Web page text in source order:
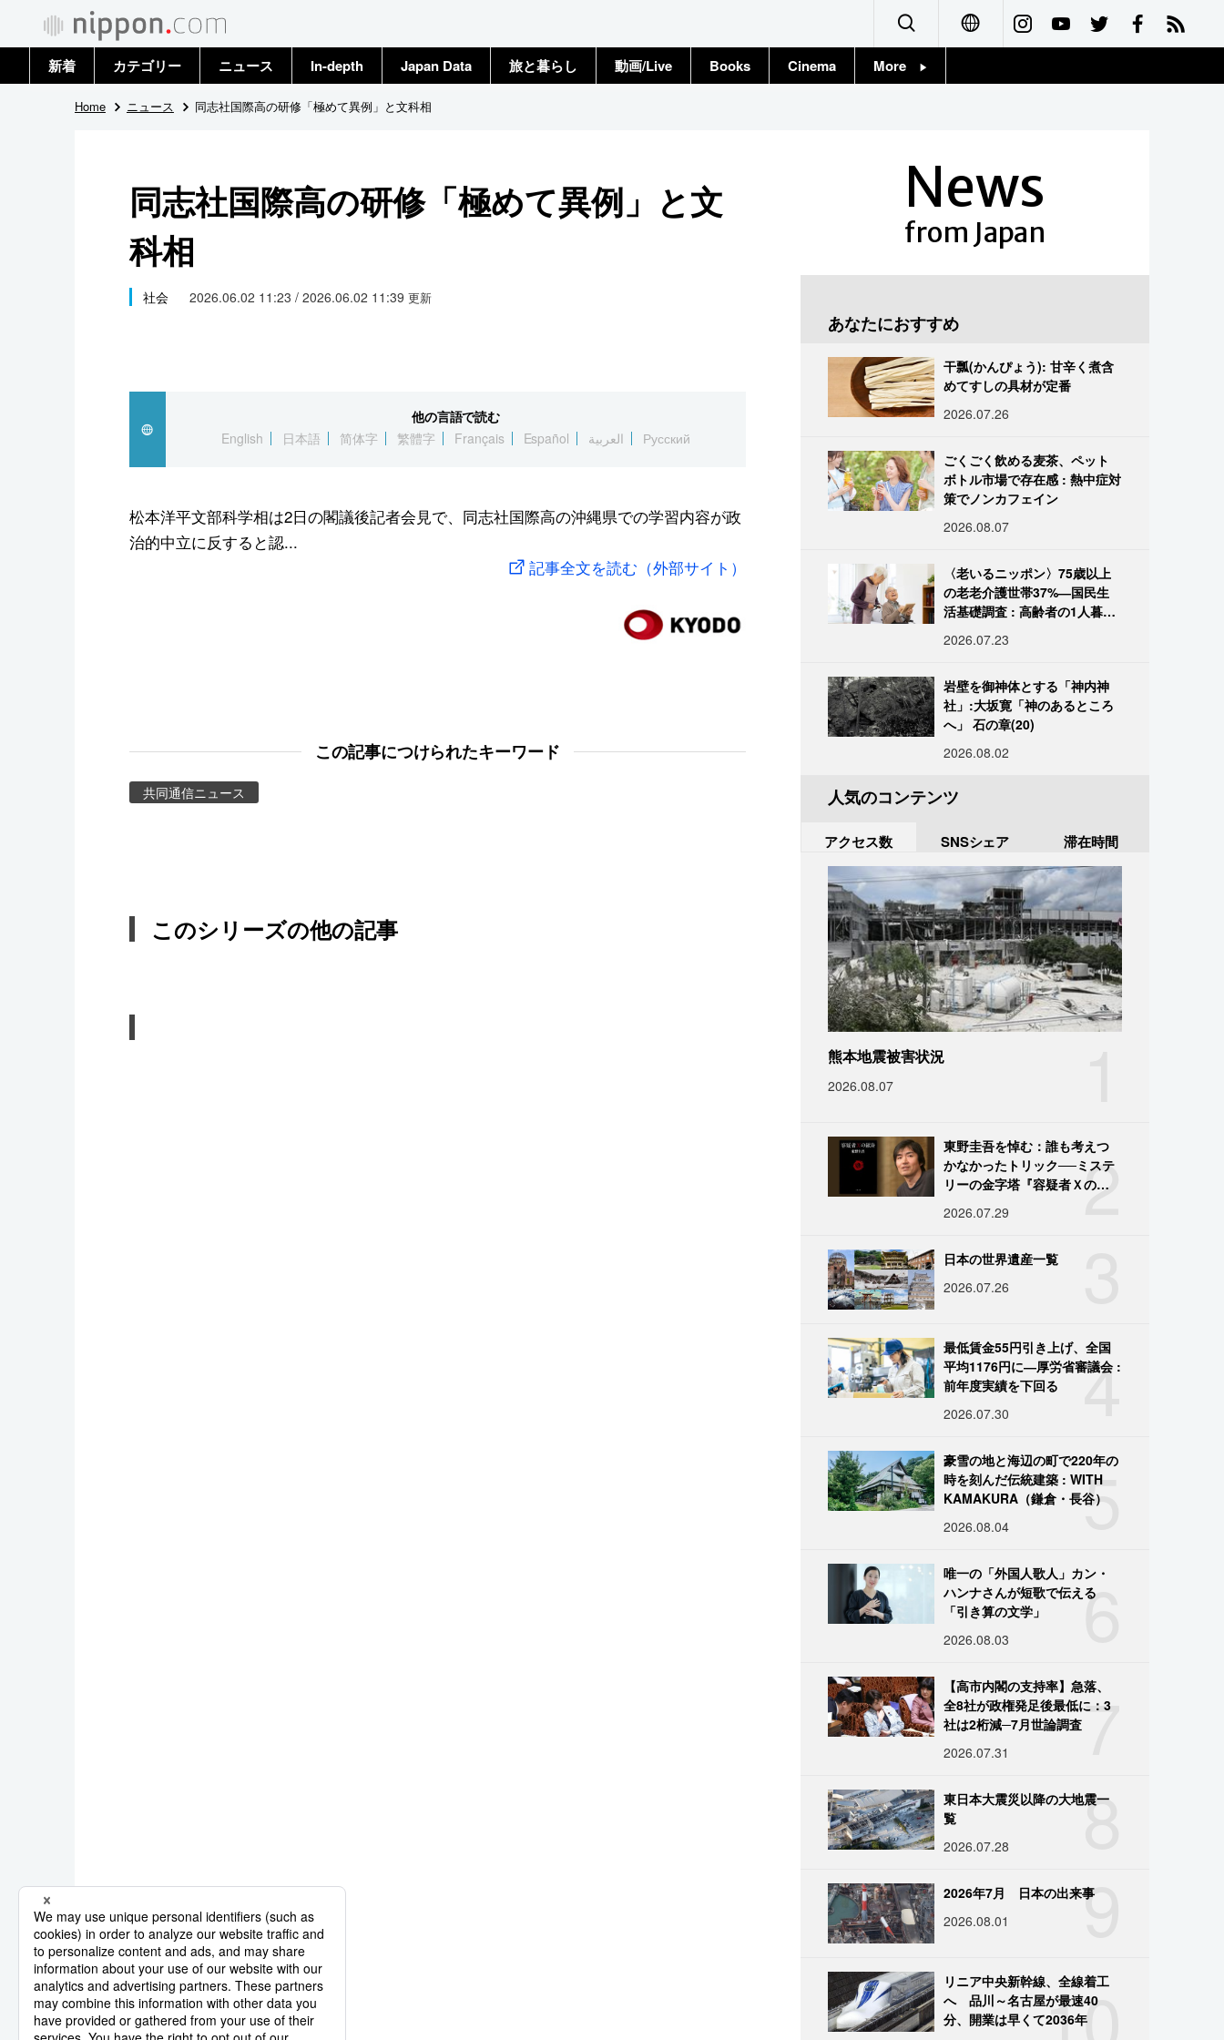
Français
新着 カテゴリー
政治・外交
国際
社会
文化
スポーツ・東京2020
ニュース
トップ
In-depth Japan Data 旅と暮らし 動画/Live Books Cinema More
Home ニュース 同志社国際高の研修「極めて異例」と文科相
同志社国際高の研修「極めて異例」と文
科相
社会 2026.06.02 11:23 / 2026.06.02 11:39 更新
他の言語で読む
English
日本語 简体字 繁體字 Français Español العربية Русский
松本洋平文部科学相は2日の閣議後記者会見で、同志社国際高の沖縄県での学習内容が政
治的中立に反すると認...
記事全文を読む（外部サイト）
この記事につけられたキーワード
共同通信ニュース
このシリーズの他の記事
News
from Japan
あなたにおすすめ
干瓢(かんぴょう): 甘辛く煮含
めてすしの具材が定番
2026.07.26
ごくごく飲める麦茶、ペット
ボトル市場で存在感 : 熱中症対
策でノンカフェイン
2026.08.07
〈老いるニッポン〉75歳以上
の老老介護世帯37%―国民生
活基礎調査 : 高齢者の1人暮ら
2026.07.23
岩壁を御神体とする「神内神
社」:大坂寛「神のあるところ
へ」 石の章(20)
2026.08.02
人気のコンテンツ
アクセス数 SNSシェア 滞在時間
熊本地震被害状況
2026.08.07
2
東野圭吾を悼む：誰も考えつ
かなかったトリック──ミステ
リーの金字塔『容疑者Ｘの献
2026.07.29
日本の世界遺産一覧
2026.07.26
4
最低賃金55円引き上げ、全国
平均1176円に―厚労省審議会 :
前年度実績を下回る
2026.07.30
5
豪雪の地と海辺の町で220年の
時を刻んだ伝統建築 : WITH
KAMAKURA（鎌倉・長谷）
2026.08.04
6
唯一の「外国人歌人」カン・
ハンナさんが短歌で伝える
「引き算の文学」
2026.08.03
7
【高市内閣の支持率】急落、
全8社が政権発足後最低に：3
社は2桁減─7月世論調査
2026.07.31
8
東日本大震災以降の大地震一
覧
2026.07.28
9
2026年7月 日本の出来事
2026.08.01
10
リニア中央新幹線、全線着工
へ 品川～名古屋が最速40
分、開業は早くて2036年